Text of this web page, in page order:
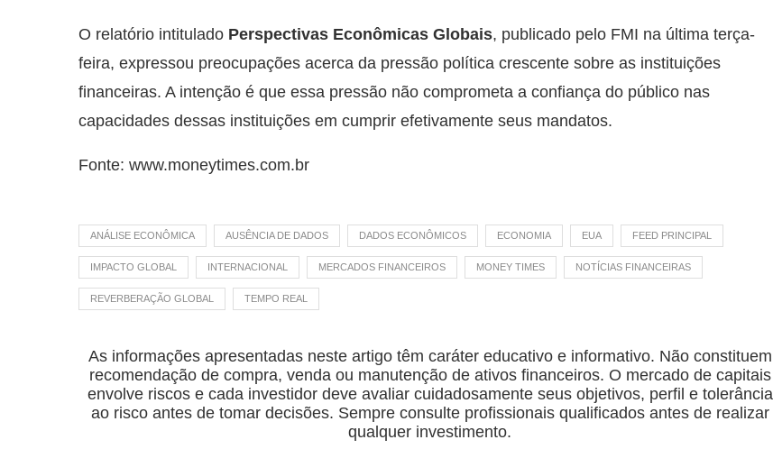
O relatório intitulado Perspectivas Econômicas Globais, publicado pelo FMI na última terça-
feira, expressou preocupações acerca da pressão política crescente sobre as instituições
financeiras. A intenção é que essa pressão não comprometa a confiança do público nas
capacidades dessas instituições em cumprir efetivamente seus mandatos.
Fonte: www.moneytimes.com.br
ANÁLISE ECONÔMICA AUSÊNCIA DE DADOS DADOS ECONÔMICOS ECONOMIA EUA FEED PRINCIPAL
IMPACTO GLOBAL INTERNACIONAL MERCADOS FINANCEIROS MONEY TIMES NOTÍCIAS FINANCEIRAS
REVERBERAÇÃO GLOBAL TEMPO REAL
As informações apresentadas neste artigo têm caráter educativo e informativo. Não constituem
recomendação de compra, venda ou manutenção de ativos financeiros. O mercado de capitais
envolve riscos e cada investidor deve avaliar cuidadosamente seus objetivos, perfil e tolerância
ao risco antes de tomar decisões. Sempre consulte profissionais qualificados antes de realizar
qualquer investimento.